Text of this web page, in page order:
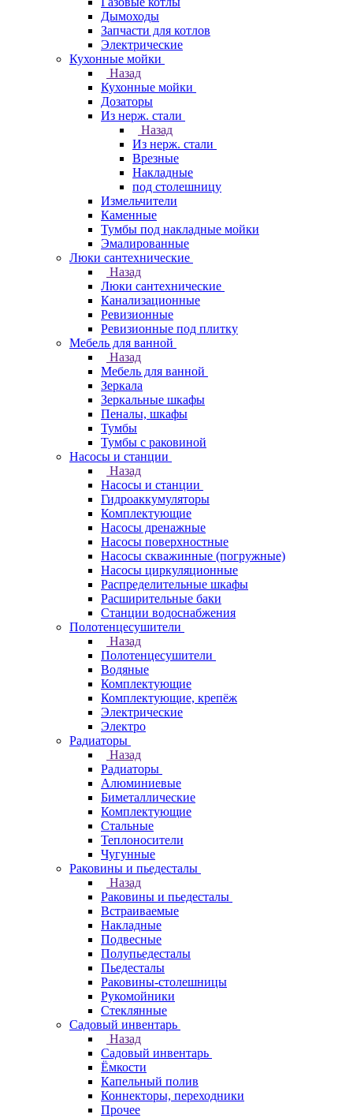
Дымоходы
Запчасти для котлов
Электрические
Кухонные мойки
Назад
Кухонные мойки
Дозаторы
Из нерж. стали
Назад
Из нерж. стали
Врезные
Накладные
под столешницу
Измельчители
Каменные
Тумбы под накладные мойки
Эмалированные
Люки сантехнические
Назад
Люки сантехнические
Канализационные
Ревизионные
Ревизионные под плитку
Мебель для ванной
Назад
Мебель для ванной
Зеркала
Зеркальные шкафы
Пеналы, шкафы
Тумбы
Тумбы с раковиной
Насосы и станции
Назад
Насосы и станции
Гидроаккумуляторы
Комплектующие
Насосы дренажные
Насосы поверхностные
Насосы скважинные (погружные)
Насосы циркуляционные
Распределительные шкафы
Расширительные баки
Станции водоснабжения
Полотенцесушители
Назад
Полотенцесушители
Водяные
Комплектующие
Комплектующие, крепёж
Электрические
Электро
Радиаторы
Назад
Радиаторы
Алюминиевые
Биметаллические
Комплектующие
Стальные
Теплоносители
Чугунные
Раковины и пьедесталы
Назад
Раковины и пьедесталы
Встраиваемые
Накладные
Подвесные
Полупьедесталы
Пьедесталы
Раковины-столешницы
Рукомойники
Стеклянные
Садовый инвентарь
Назад
Садовый инвентарь
Ёмкости
Капельный полив
Коннекторы, переходники
Прочее